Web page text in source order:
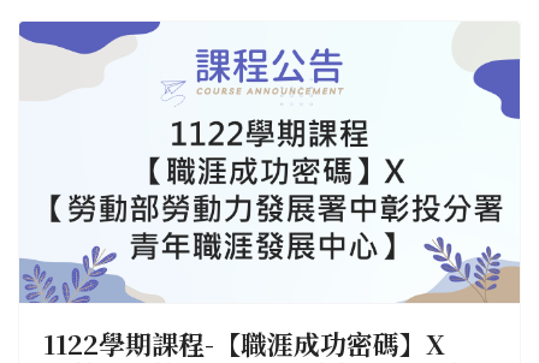
1122學期課程-【職涯成功密碼】X